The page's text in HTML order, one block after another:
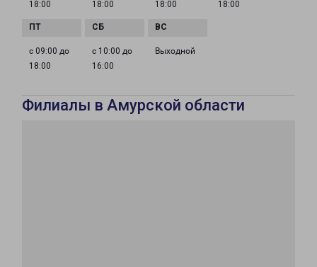
18:00
18:00
18:00
18:00
с 09:00 до
18:00
с 10:00 до
16:00
Выходной
Филиалы в Амурской области